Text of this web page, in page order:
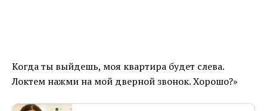
Когда ты выйдешь, моя квартира будет слева.
Локтем нажми на мой дверной звонок. Хорошо?»